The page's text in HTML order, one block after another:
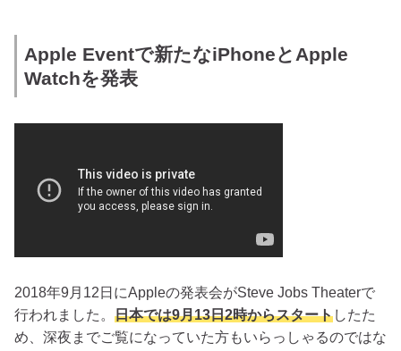
Apple Eventで新たなiPhoneとApple
Watchを発表
2018年9月12日にAppleの発表会がSteve Jobs Theaterで
行われました。 日本では9月13日2時からスタートしたた
め、深夜までご覧になっていた方もいらっしゃるのではな